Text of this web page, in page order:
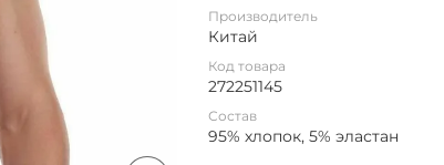
Производитель
Китай
Код товара
272251145
Состав
95% хлопок, 5% эластан